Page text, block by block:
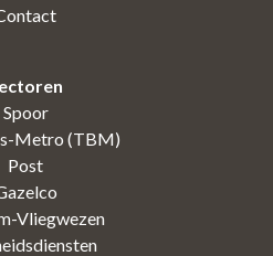
Spoor
Metro (TBM)
Post
Vliegwezen